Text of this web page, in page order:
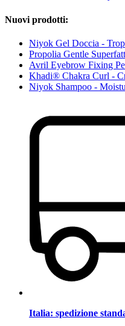
Nuovi prodotti:
Niyok Gel Doccia -
Propolia Gentle
Avril Eyebrow Fixing
Khadi® Chakra Curl -
Niyok Shampoo -
Italia: spedizione